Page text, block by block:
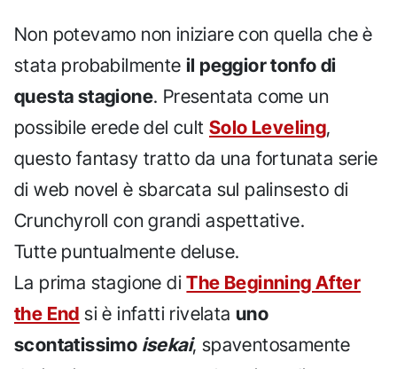
Non potevamo non iniziare con quella che è
stata probabilmente il peggior tonfo di
questa stagione. Presentata come un
possibile erede del cult Solo Leveling,
questo fantasy tratto da una fortunata serie
di web novel è sbarcata sul palinsesto di
Crunchyroll con grandi aspettative.
Tutte puntualmente deluse.
La prima stagione diThe Beginning After
the End si è infatti rivelata uno
scontatissimo isekai, spaventosamente